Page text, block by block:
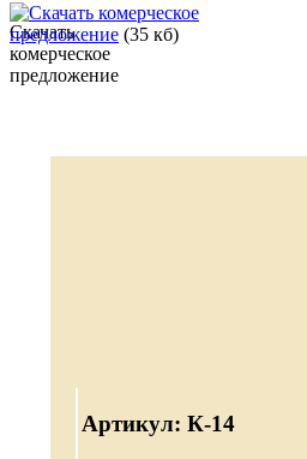
Скачать комерческое
предложение (35 кб)
Артикул: К-14